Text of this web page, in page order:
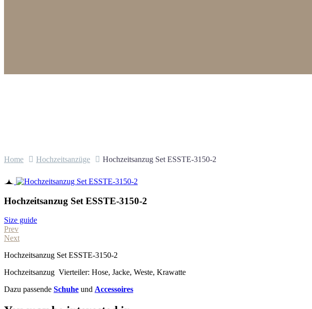
Home Hochzeitsanzüge Hochzeitsanzug Set ESSTE-3150-2
Hochzeitsanzug Set ESSTE-3150-2
Size guide
Prev
Next
Hochzeitsanzug Set ESSTE-3150-2
Hochzeitsanzug Vierteiler: Hose, Jacke, Weste, Krawatte
Dazu passende Schuhe und Accessoires